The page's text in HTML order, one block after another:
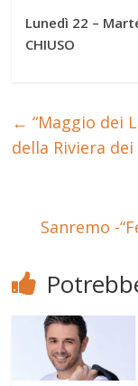
Lunedì 22
CHIUSO
← “Maggio dei
della Riviera
Sanremo -